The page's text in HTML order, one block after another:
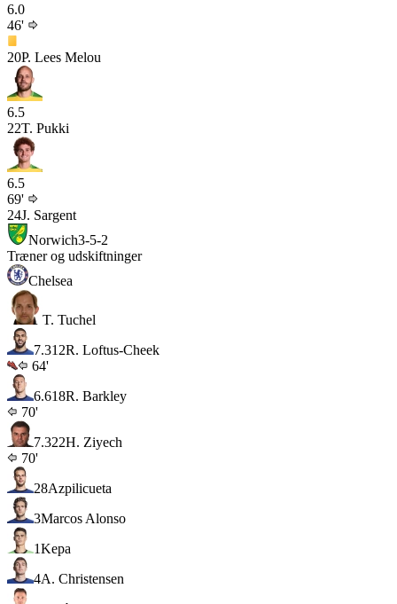
6.0
46'
20P. Lees Melou
6.5
22T. Pukki
6.5
69'
24J. Sargent
Norwich3-5-2
Træner og udskiftninger
Chelsea
T. Tuchel
7.312R. Loftus-Cheek
64'
6.618R. Barkley
70'
7.322H. Ziyech
70'
28Azpilicueta
3Marcos Alonso
1Kepa
4A. Christensen